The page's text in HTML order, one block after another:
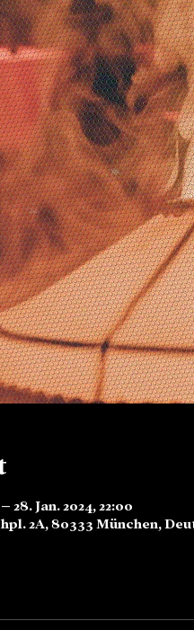
28. Jan. 2024, 22:00
2A, 80333 München,